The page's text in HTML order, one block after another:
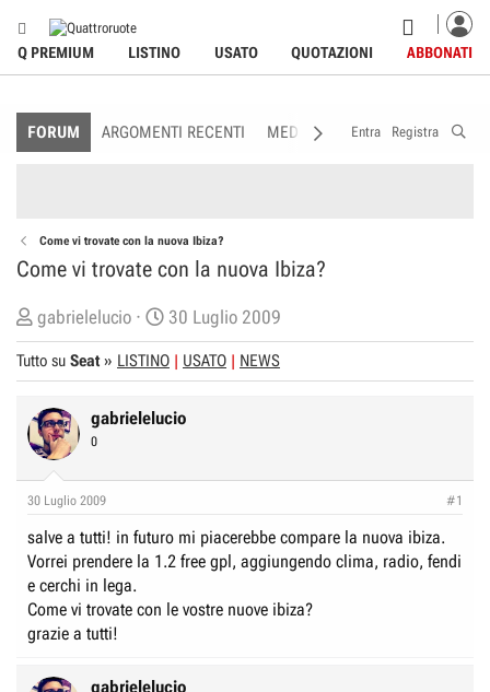
Q PREMIUM LISTINO USATO QUOTAZIONI ABBONATI
FORUM ARGOMENTI RECENTI MEDIA MEMBRI
Entra Registra
Come vi trovate con la nuova Ibiza?
Come vi trovate con la nuova Ibiza?
C
r
e
t
o
e
D
i
s
c
u
s
gabrielelucio
D
a
t
d
z
o
30 Luglio 2009
Tutto su Seat» LISTINO USATO NEWS
gabrielelucio
0
30 Luglio 2009 #1
salve a tutti! in futuro mi piacerebbe compare la nuova ibiza.
Vorrei prendere la 1.2 free gpl, aggiungendo clima, radio, fendi
e cerchi in lega.
Come vi trovate con le vostre nuove ibiza?
grazie a tutti!
gabrielelucio